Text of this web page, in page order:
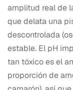
amplitud real de
que delata una
descontrolada
estable. El pH
tan tóxico es el
proporción de